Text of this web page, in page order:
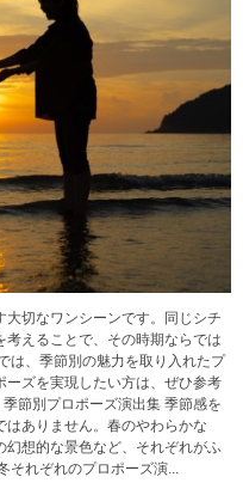
切なワンシーンです。同じシチ
考えることで、その時期ならでは
は、季節別の魅力を取り入れたプ
ーズを実現したい方は、ぜひ参考
節別プロポーズ演出集 季節感を
ありません。春のやわらかな
想的な景色など、それぞれがふ
れぞれのプロポーズ演...